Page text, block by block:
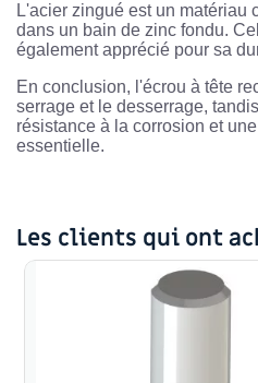
L'acier zingué est un matériau
dans un bain de zinc fondu.
également apprécié pour sa
En conclusion, l'écrou à tête
serrage et le desserrage,
résistance à la corrosion et
essentielle.
Les clients qui ont